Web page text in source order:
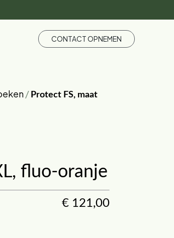
CONTACT OPNEMEN
/ Protect FS, maat
fluo-oranje
€ 121,00